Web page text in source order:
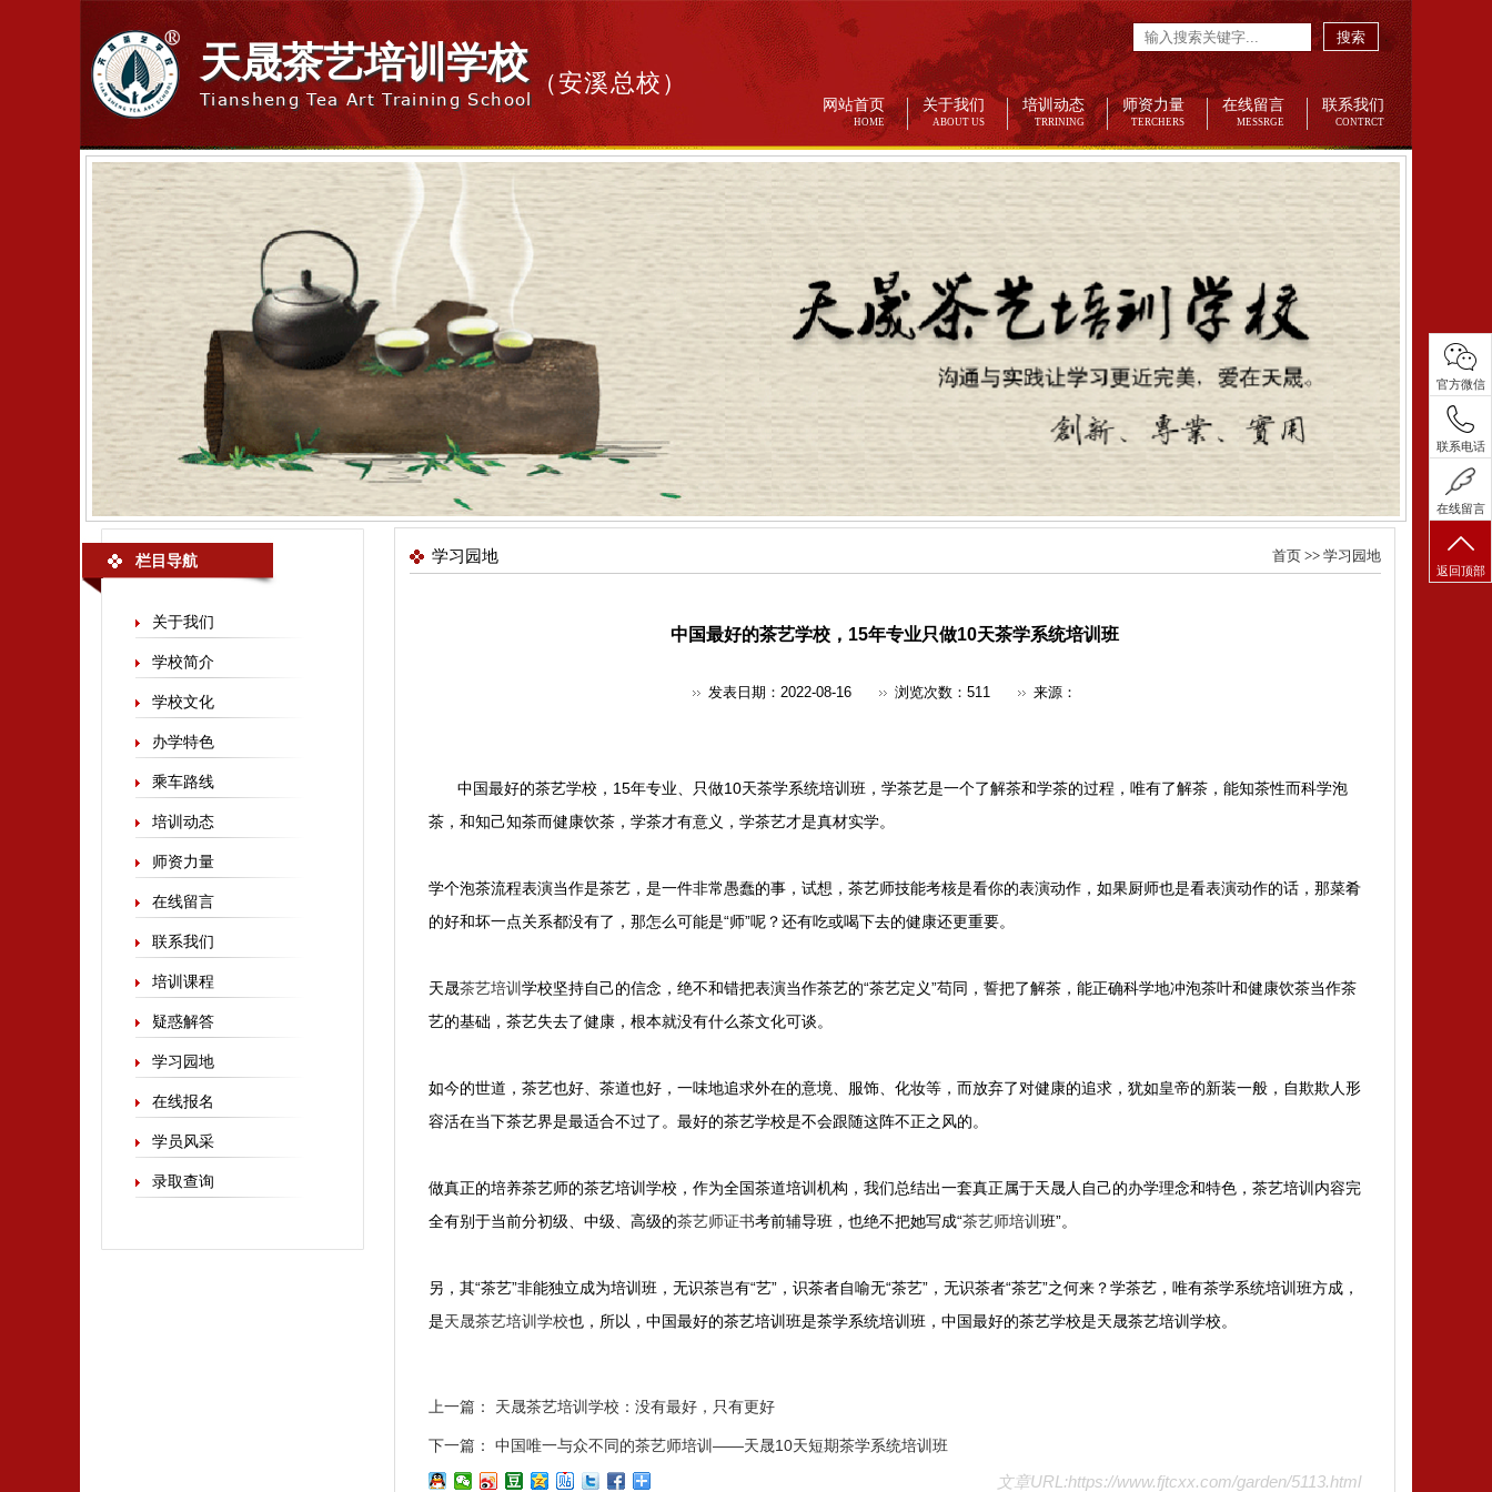
天晟茶艺培训学校
Tiansheng Tea Art Training School
（安溪总校）
网站首页
HOME
关于我们
ABOUT US
培训动态
TRRINING
师资力量
TERCHERS
在线留言
MESSRGE
联系我们
CONTRCT
搜索
栏目导航
关于我们
学校简介
学校文化
办学特色
乘车路线
培训动态
师资力量
在线留言
联系我们
培训课程
疑惑解答
学习园地
在线报名
学员风采
录取查询
首页>> 学习园地
学习园地
中国最好的茶艺学校，15年专业只做10天茶学系统培训班
发表日期：2022-08-16 浏览次数： 511 来源：
中国最好的茶艺学校，15年专业、只做10天茶学系统培训班，学茶艺是一个了解茶和学茶的过程，唯有了解茶，能知茶性而科学泡
茶，和知己知茶而健康饮茶，学茶才有意义，学茶艺才是真材实学。
学个泡茶流程表演当作是茶艺，是一件非常愚蠢的事，试想，茶艺师技能考核是看你的表演动作，如果厨师也是看表演动作的话，那菜肴
的好和坏一点关系都没有了，那怎么可能是“师”呢？还有吃或喝下去的健康还更重要。
天晟茶艺培训 学校坚持自己的信念，绝不和错把表演当作茶艺的“茶艺定义”苟同，誓把了解茶，能正确科学地冲泡茶叶和健康饮茶当作茶
艺的基础，茶艺失去了健康，根本就没有什么茶文化可谈。
如今的世道，茶艺也好、茶道也好，一味地追求外在的意境、服饰、化妆等，而放弃了对健康的追求，犹如皇帝的新装一般，自欺欺人形
容活在当下茶艺界是最适合不过了。最好的茶艺学校是不会跟随这阵不正之风的。
做真正的培养茶艺师的茶艺培训学校，作为全国茶道培训机构，我们总结出一套真正属于天晟人自己的办学理念和特色，茶艺培训内容完
全有别于当前分初级、中级、高级的茶艺师证书考前辅导班，也绝不把她写成“茶艺师培训 班”。
另，其“茶艺”非能独立成为培训班，无识茶岂有“艺”，识茶者自喻无“茶艺”，无识茶者“茶艺”之何来？学茶艺，唯有茶学系统培训班方成，
是天晟茶艺培训学校也，所以， 中国最好的茶艺培训班是茶学系统培训班，中国最好的茶艺学校是天晟茶艺培训学校。
上一篇： 天晟茶艺培训学校：没有最好，只有更好
下一篇： 中国唯一与众不同的茶艺师培训——天晟10天短期茶学系统培训班
文章URL:https://www.fjtcxx.com/garden/5113.html
官方微信
联系电话
在线留言
返回顶部